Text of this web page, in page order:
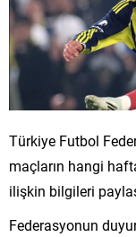
Türkiye Futbol
maçların hangi
ilişkin bilgileri
Federasyonun